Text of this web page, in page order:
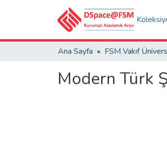
Ana Sayfa
Modern Türk